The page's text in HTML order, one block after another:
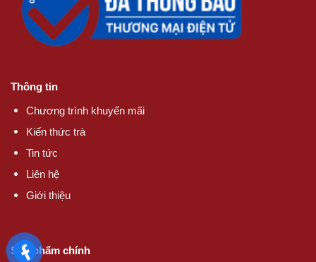
Thông tin
Chương trình khuyến mãi
Kiến thức trà
Tin tức
Liên hệ
Giới thiệu
Sản phẩm chính